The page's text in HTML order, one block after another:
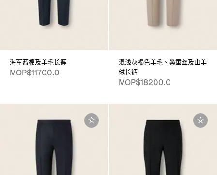
海军蓝棉及羊毛长裤
MOP$11700.0
混浅灰褐色羊毛、桑蚕丝及山羊
绒长裤
MOP$18200.0